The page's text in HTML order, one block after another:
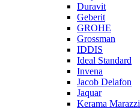
Duravit
Geberit
GROHE
Grossman
IDDIS
Ideal Standard
Invena
Jacob Delafon
Jaquar
Kerama Marazzi